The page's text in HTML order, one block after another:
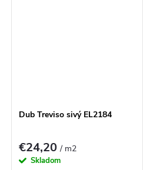
Dub Treviso sivý EL2184
€24,20/ m2
Skladom